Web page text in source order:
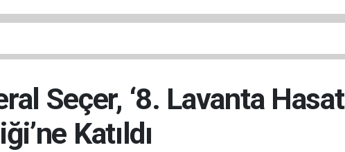
Seçer, ‘8. Lavanta Hasat
Katıldı